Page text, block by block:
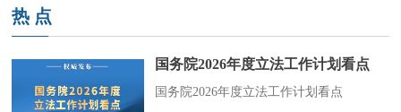
热 点
国务院2026年度立法工作计划看点
国务院2026年度立法工作计划看点